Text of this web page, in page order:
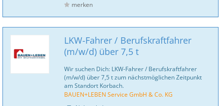
merken
LKW-Fahrer / Berufskraftfahrer
(m/w/d) über 7,5 t
Wir suchen Dich: LKW-Fahrer / Berufskraftfahrer
(m/w/d) über 7,5 t zum nächstmöglichen Zeitpunkt
am Standort Korbach.
BAUEN+LEBEN Service GmbH & Co. KG